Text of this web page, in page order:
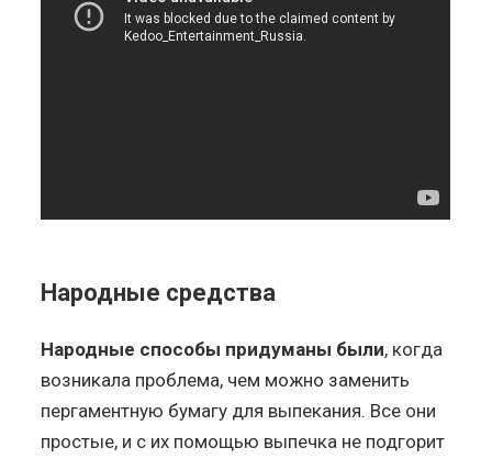
Народные средства
Народные способы придуманы были, когда
возникала проблема, чем можно заменить
пергаментную бумагу для выпекания. Все они
простые, и с их помощью выпечка не подгорит